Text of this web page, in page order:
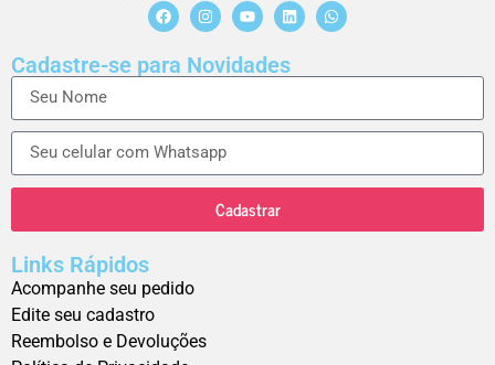
Cadastre-se para Novidades
Cadastrar
Links Rápidos
Acompanhe seu pedido
Edite seu cadastro
Reembolso e Devoluções